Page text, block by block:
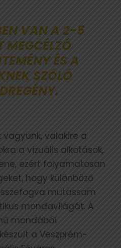
VAN A 2-5
MEGCÉLZÓ
ÉS A
SZÓLÓ
vagyunk, valakire a
a vizuális alkotások,
ezért folyamatosan
hogy különböző
mutassam
mondavilágát. A
mondából
a Veszprém-